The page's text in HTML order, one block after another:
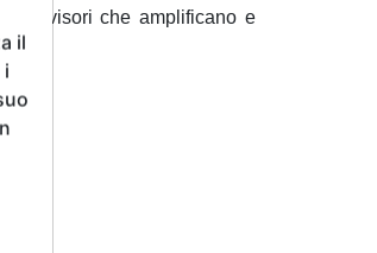
visori che amplificano e
il
i